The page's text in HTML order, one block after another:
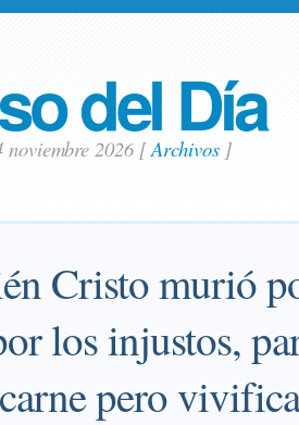
del Día
noviembre 2026[Archivos]
Cristo murió
los injustos,
pero